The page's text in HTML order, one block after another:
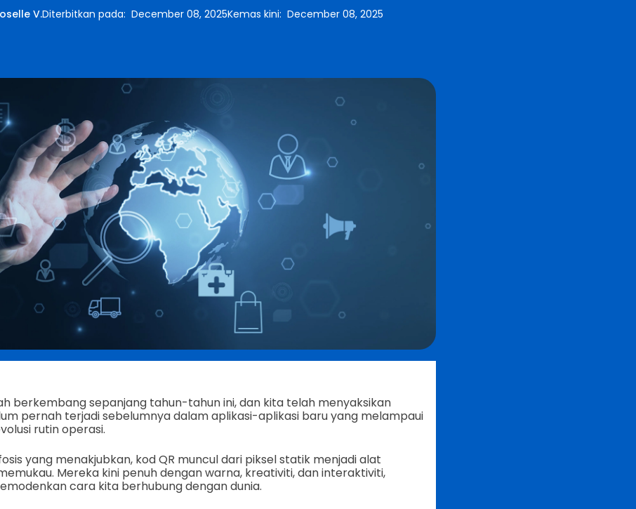
V.Diterbitkan pada: December 08, 2025Kemas kini: December 08, 2025
berkembang sepanjang tahun-tahun ini, dan kita telah menyaksikan
pernah terjadi sebelumnya dalam aplikasi-aplikasi baru yang melampaui
rutin operasi.
yang menakjubkan, kod QR muncul dari piksel statik menjadi alat
Mereka kini penuh dengan warna, kreativiti, dan interaktiviti,
cara kita berhubung dengan dunia.